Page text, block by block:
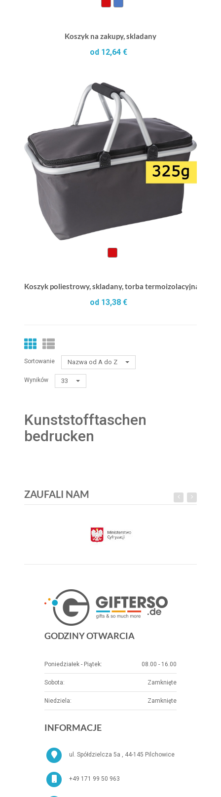
Koszyk na zakupy, skladany
od 12,64 €
Koszyk poliestrowy, skladany, torba termoizolacyjna
od 13,38 €
Sortowanie Nazwa od A do Z
Wyników 33
Kunststofftaschen
bedrucken
ZAUFALI NAM
GODZINY OTWARCIA
Poniedziałek - Piątek: 08.00 - 16.00
Sobota: Zamknięte
Niedziela: Zamknięte
INFORMACJE
ul. Spółdzielcza 5a , 44-145 Pilchowice
+49 171 99 50 963